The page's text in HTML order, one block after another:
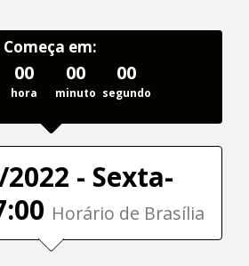
Começa em:
00
hora
00
minuto
00
segundo
- Sexta-
Horário de Brasília